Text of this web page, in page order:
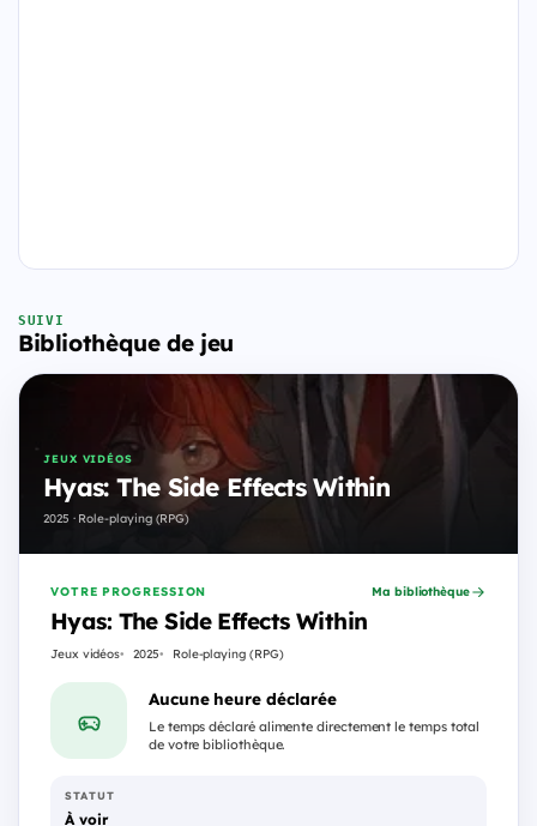
SUIVI
Bibliothèque de jeu
JEUX VIDÉOS
Hyas: The Side Effects Within
2025 · Role-playing (RPG)
VOTRE PROGRESSION
Hyas: The Side Effects Within
Jeux vidéos 2025 Role-playing (RPG)
Ma bibliothèque
Aucune heure déclarée
Le temps déclaré alimente directement le temps total
de votre bibliothèque.
STATUT
À voir